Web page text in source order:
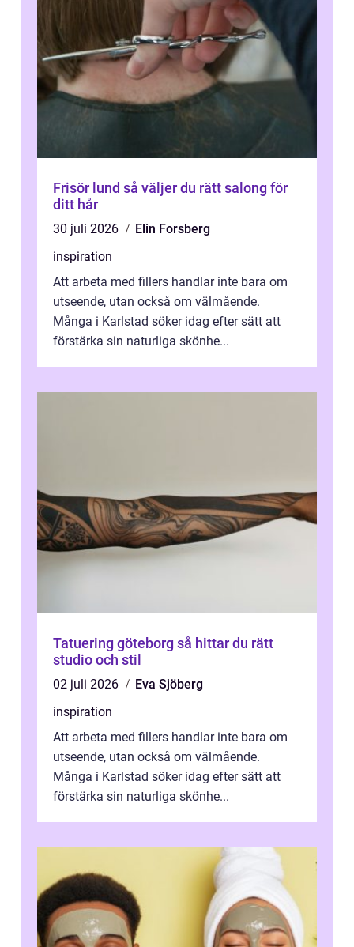
Frisör lund så väljer du rätt salong för
ditt hår
30 juli 2026
Elin Forsberg
inspiration
Att arbeta med fillers handlar inte bara om
utseende, utan också om välmående.
Många i Karlstad söker idag efter sätt att
förstärka sin naturliga skönhe...
Tatuering göteborg så hittar du rätt
studio och stil
02 juli 2026
Eva Sjöberg
inspiration
Att arbeta med fillers handlar inte bara om
utseende, utan också om välmående.
Många i Karlstad söker idag efter sätt att
förstärka sin naturliga skönhe...